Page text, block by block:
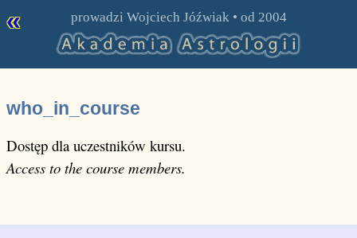
prowadzi Wojciech Jóźwiak • od 2004
who_in_course
Dostęp dla uczestników kursu.
Access to the course members.
«